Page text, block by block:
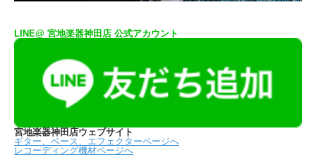
LINE@ 宮地楽器神田店 公式アカウント
宮地楽器神田店ウェブサイト
ギター、ベース、エフェクターページへ
レコーディング機材ページへ